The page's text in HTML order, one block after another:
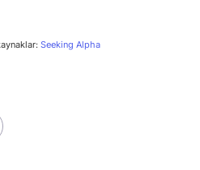
Seeking Alpha